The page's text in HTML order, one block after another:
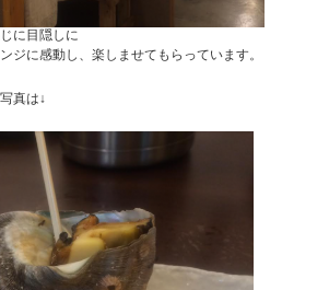
に目隠しに
ジに感動し、楽しませてもらっています。
真は↓